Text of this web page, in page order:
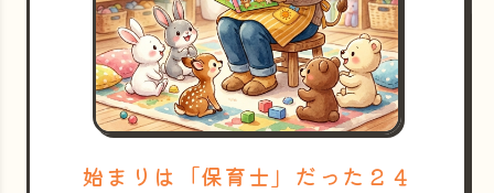
始まりは「保育士」だった２４